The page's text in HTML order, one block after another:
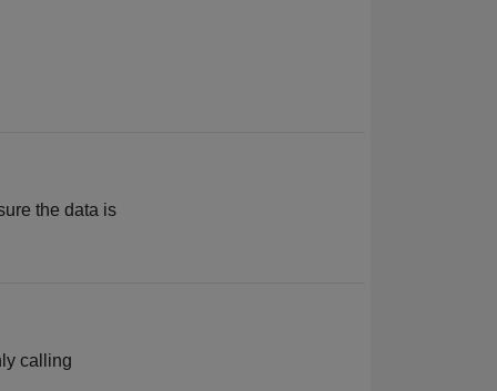
the data is
calling